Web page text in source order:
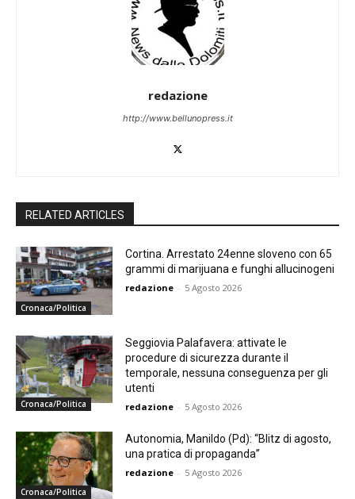
redazione
http://www.bellunopress.it
RELATED ARTICLES
Cronaca/Politica
Cortina. Arrestato 24enne sloveno con 65
grammi di marijuana e funghi allucinogeni
redazione - 5 Agosto 2026
Cronaca/Politica
Seggiovia Palafavera: attivate le
procedure di sicurezza durante il
temporale, nessuna conseguenza per gli
utenti
redazione - 5 Agosto 2026
Cronaca/Politica
Autonomia, Manildo (Pd): “Blitz di agosto,
una pratica di propaganda”
redazione - 5 Agosto 2026